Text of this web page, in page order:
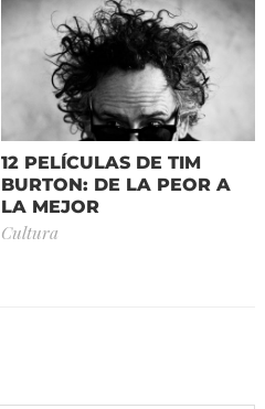
12 PELÍCULAS DE TIM
BURTON: DE LA PEOR A
LA MEJOR
Cultura